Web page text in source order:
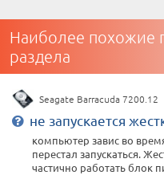
Наиболее похожие
раздела
Seagate Barracuda 7200.12
не запускается
компьютер завис во
перестал запускаться.
частично работать блок